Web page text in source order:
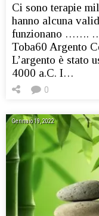
Ci sono terapie
hanno alcuna
funzionano …….
Toba60 Argento
L’argento è stato
4000 a.C. I…
0
Gennaio 19, 2022